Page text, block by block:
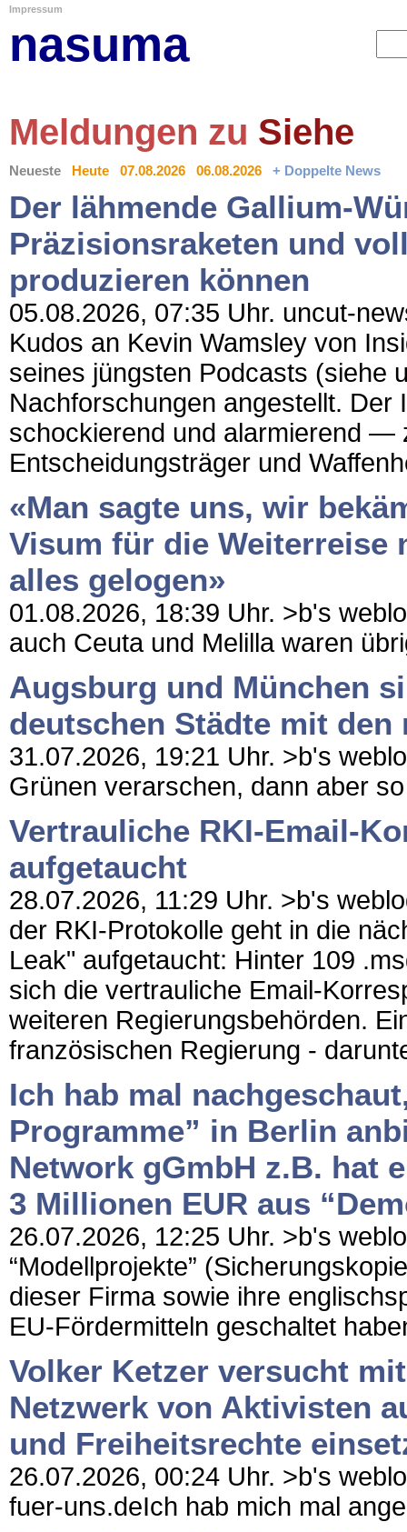
Impressum
nasuma
Meldungen zu Siehe
Neueste Heute 07.08.2026 06.08.2026 + Doppelte News
Der lähmende Gallium-
Präzisionsraketen und
produzieren können
05.08.2026, 07:35 Uhr. uncut-
Kudos an Kevin Wamsley von
seines jüngsten Podcasts (siehe
Nachforschungen angestellt. Der
schockierend und alarmierend —
Entscheidungsträger und
«Man sagte uns, wir
Visum für die Weiterreise
alles gelogen»
01.08.2026, 18:39 Uhr. >b's
auch Ceuta und Melilla waren
Augsburg und München
deutschen Städte mit den
31.07.2026, 19:21 Uhr. >b's
Grünen verarschen, dann aber
Vertrauliche RKI-Email-
aufgetaucht
28.07.2026, 11:29 Uhr. >b's
der RKI-Protokolle geht in die
Leak" aufgetaucht: Hinter 109
sich die vertrauliche Email-
weiteren Regierungsbehörden.
französischen Regierung -
Ich hab mal
Programme” in Berlin
Network gGmbH z.B. hat
3 Millionen EUR aus
26.07.2026, 12:25 Uhr. >b's
“Modellprojekte”
dieser Firma sowie ihre
EU-Fördermitteln geschaltet
Volker Ketzer versucht
Netzwerk von Aktivisten
und Freiheitsrechte
26.07.2026, 00:24 Uhr. >b's
fuer-uns.deIch hab mich mal